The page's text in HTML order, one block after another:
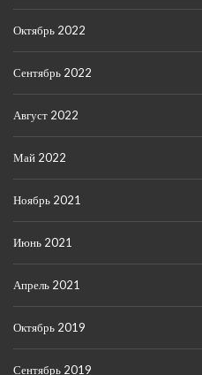
Октябрь 2022
Сентябрь 2022
Август 2022
Май 2022
Ноябрь 2021
Июнь 2021
Апрель 2021
Октябрь 2019
Сентябрь 2019